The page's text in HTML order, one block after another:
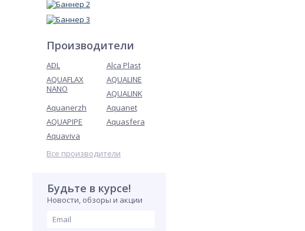
Производители
ADL
Alca Plast
AQUAFLAX
NANO
AQUALINE
AQUALINK
Aquanerzh
Aquanet
AQUAPIPE
Aquasfera
Aquaviva
Все производители
Будьте в курсе!
Новости, обзоры и акции